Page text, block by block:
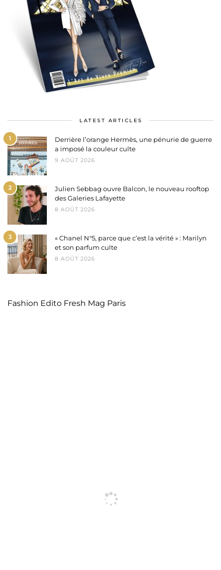
LATEST ARTICLES
1
Derrière l’orange Hermès, une pénurie de guerre
a imposé la couleur culte
9 AOÛT 2026
2
Julien Sebbag ouvre Balcon, le nouveau rooftop
des Galeries Lafayette
8 AOÛT 2026
3
« Chanel N°5, parce que c’est la vérité » : Marilyn
et son parfum culte
8 AOÛT 2026
Fashion Edito Fresh Mag Paris